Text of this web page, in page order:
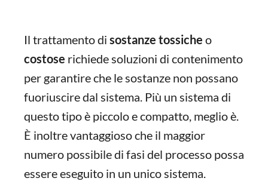
Il trattamento di sostanze tossiche o
costose richiede soluzioni di contenimento
per garantire che le sostanze non possano
fuoriuscire dal sistema. Più un sistema di
questo tipo è piccolo e compatto, meglio è.
È inoltre vantaggioso che il maggior
numero possibile di fasi del processo possa
essere eseguito in un unico sistema.